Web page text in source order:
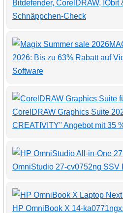
Bitdefender, CorelDRAW, IObit
Schnäppchen-Check
2026: Bis zu 63% Rabatt auf
Software
CorelDRAW Graphics Suite
CREATIVITY" Angebot mit 35
OmniStudio 27-cv0752ng SSV
HP OmniBook X 14-